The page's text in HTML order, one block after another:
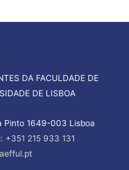
DA FACULDADE DE
DE LISBOA
Pinto 1649-003 Lisboa
+351 215 933 131